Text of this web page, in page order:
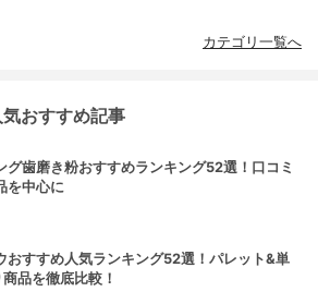
カテゴリ一覧へ
おすすめ記事
グ歯磨き粉おすすめランキング52選！口コミ
を中心に
おすすめ人気ランキング52選！パレット&単
品を徹底比較！